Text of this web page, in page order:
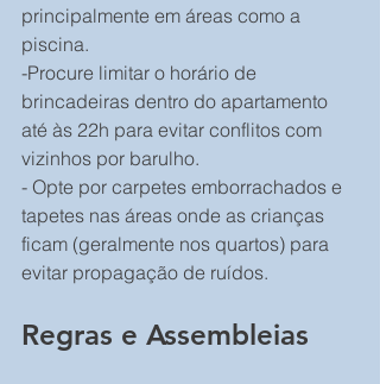
principalmente em áreas como a
piscina.
-Procure limitar o horário de
brincadeiras dentro do apartamento
até às 22h para evitar conflitos com
vizinhos por barulho.
- Opte por carpetes emborrachados e
tapetes nas áreas onde as crianças
ficam (geralmente nos quartos) para
evitar propagação de ruídos.
Regras e Assembleias